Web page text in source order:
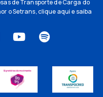
de Transporte de Carga do
o Setrans,clique aquie saiba